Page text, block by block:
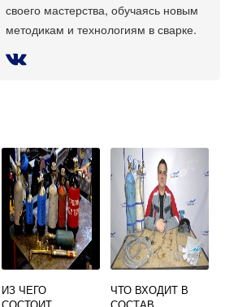
своего мастерства, обучаясь новым
методикам и технологиям в сварке.
ИЗ ЧЕГО
ЧТО ВХОДИТ В